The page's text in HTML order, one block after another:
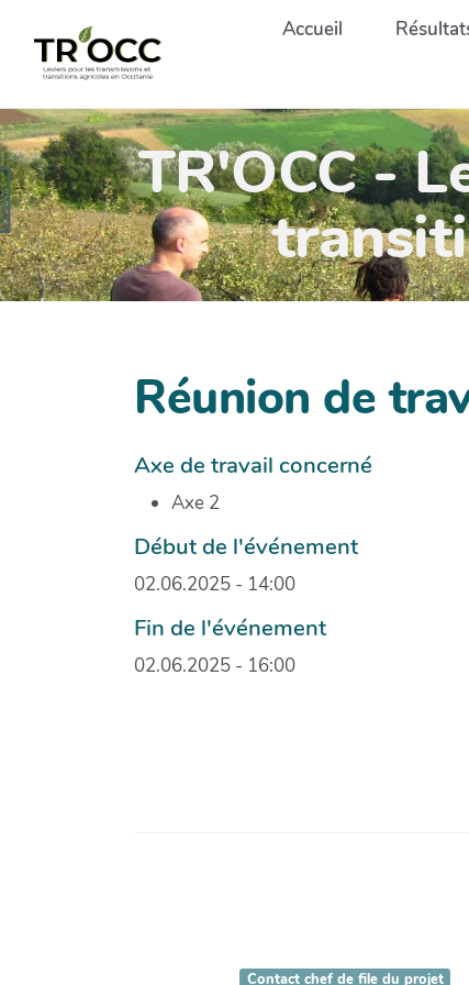
Aller au contenu principal Accueil
TR'OCC -
Réunion de
Axe de travail concerné
Axe 2
Début de l'événement
02.06.2025 - 14:00
Fin de l'événement
02.06.2025 - 16:00
Contact chef de file du projet